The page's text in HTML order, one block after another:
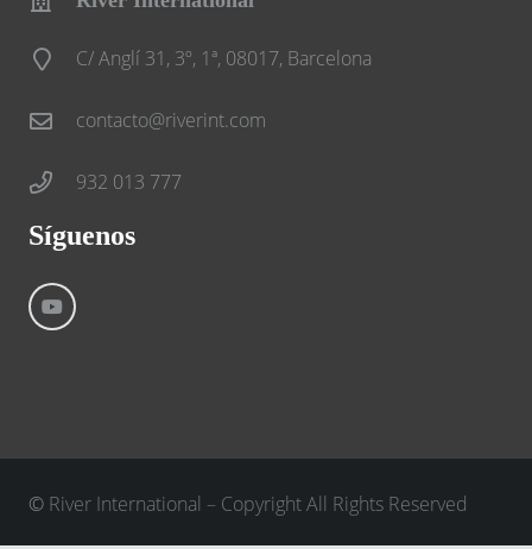
C/ Anglí 31, 3º, 1ª, 08017, Barcelona
contacto@riverint.com
932 013 777
Síguenos
© River International – Copyright All Rights Reserved